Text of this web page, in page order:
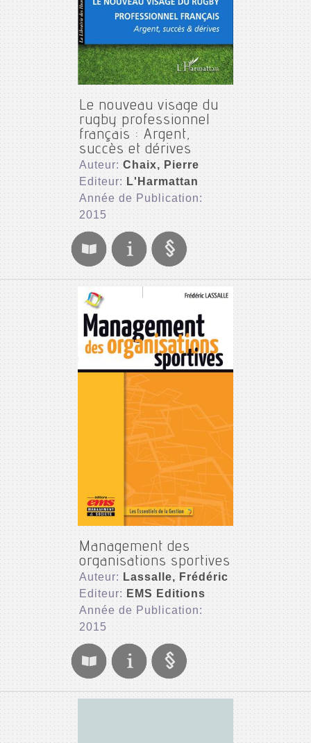
Le nouveau visage du
rugby professionnel
français : Argent,
succès et dérives
Auteur:Chaix, Pierre
Editeur: L'Harmattan
Année de Publication:
2015
Management des
organisations sportives
Auteur: Lassalle, Frédéric
Editeur: EMS Editions
Année de Publication:
2015